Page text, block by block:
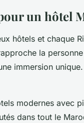
un hôtel
hôtels et chaque
la
immersion
modernes avec
dans tout le